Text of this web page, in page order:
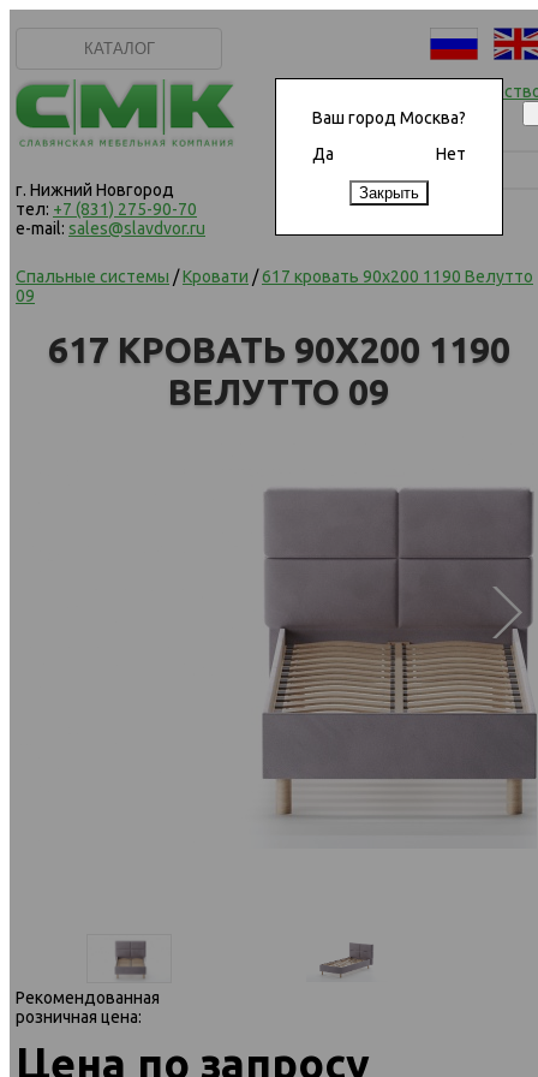
Ваш город Москва?
Да
Нет
КАТАЛОГ
г. Нижний Новгород
тел: +7 (831) 275-90-70
e-mail: sales@slavdvor.ru
Начать
Спальные системы /Кровати /617 кровать 90х200 1190 Велутто
09
Рекомендованная
розничная цена:
Цена по запросу
617 КРОВАТЬ 90Х200 1190
ВЕЛУТТО 09